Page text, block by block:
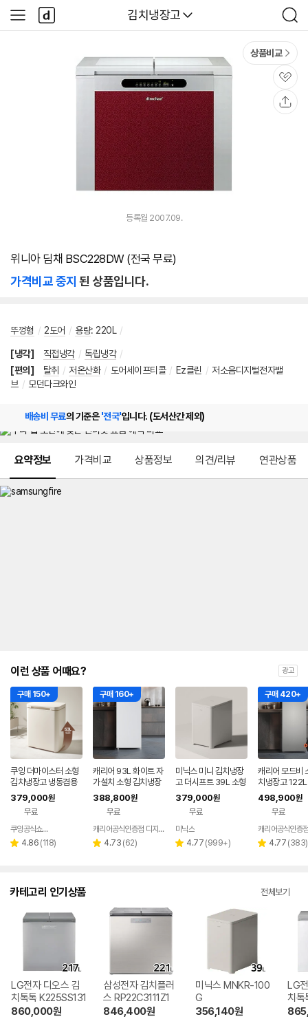
다나와
김치냉장고
검
색
사
이
다
나
와
상품비교
관
심
등록월 2007.09.
위니아 딤채 BSC228DW (전국 무료)
가격비교 중지 된 상품입니다.
뚜껑형 / 2도어 / 용량: 220L /
[냉각] 직접냉각 / 독립냉각 /
[편의]
탈취 / 저온산화 / 도어세이프티콜 / Ez클린 / 저소음디지털전자밸
브 / 모던다크와인
배송비 무료의 기준은'전국'입니다. (도서산간 제외)
요약정보 가격비교 상품정보 의견/리뷰 연관상품
이런 상품 어때요? 광고
구매 150+
쿠잉 더마이스터 소형
김치냉장고 냉동겸용
뚜껑형 발효숙성 K05
5CGGB 그레이지
379,000원
무료
페이
쿠잉공식쇼핑몰
별 4.86 리
(118)
구매 160+
캐리어 93L 화이트 자
가설치 소형 김치냉장
고 과일 육류 야채 보관
388,800원
무료
캐리어공식인증점 디지탈태양
별 4.73 리
(62)
미닉스 미니 김치냉장
고 더시프트 39L 소형
뚜껑형
379,000원
무료
미닉스
별 4.77 리
(999+)
구매 420+
캐리어 모드비
치냉장고
드형 미니냉장
오피스텔 실버
498,900원
무료
별 4.77 리
(383)
카테고리 인기상품 전체보기
LG전자 디오스 김
치톡톡 K225SS131
860,000원
삼성전자 김치플러
스 RP22C3111Z1
846,400원
미닉스 MNKR-100
G
356,140원
LG
치
1